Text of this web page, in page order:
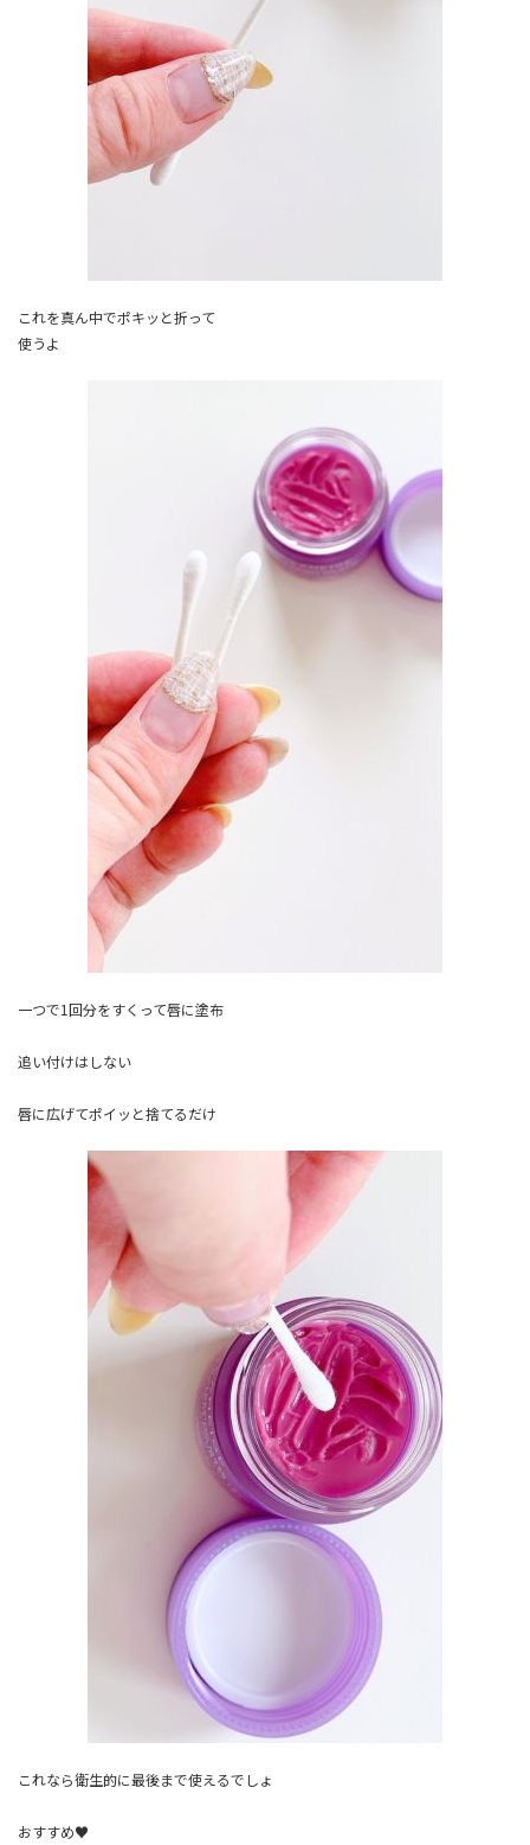
これを真ん中でポキッと折って
使うよ
一つで1回分をすくって唇に塗布
追い付けはしない
唇に広げてポイッと捨てるだけ
これなら衛生的に最後まで使えるでしょ
おすすめ♥